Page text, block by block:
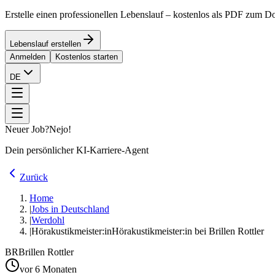
Erstelle einen professionellen Lebenslauf – kostenlos als PDF zum
Lebenslauf erstellen
Anmelden
Kostenlos starten
DE
Neuer Job?Nejo!
Dein persönlicher KI-Karriere-Agent
Zurück
Home
|Jobs in Deutschland
|Werdohl
|Hörakustikmeister:inHörakustikmeister:in bei Brillen Rottler
BRBrillen Rottler
vor 6 Monaten